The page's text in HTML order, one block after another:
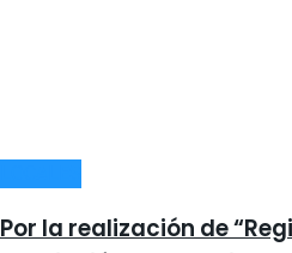
Por la realización de